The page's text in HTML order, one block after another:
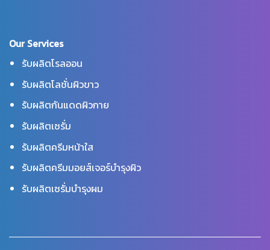
Our Services
รับผลิตโรลออน
รับผลิตโลชั่นผิวขาว
รับผลิตกันแดดผิวกาย
รับผลิตเซรั่ม
รับผลิตครีมหน้าใส
รับผลิตครีมมอยส์เจอร์บำรุงผิว
รับผลิตเซรั่มบำรุงผม